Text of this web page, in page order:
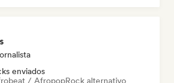
enviados
/ AfropopRock alternativo